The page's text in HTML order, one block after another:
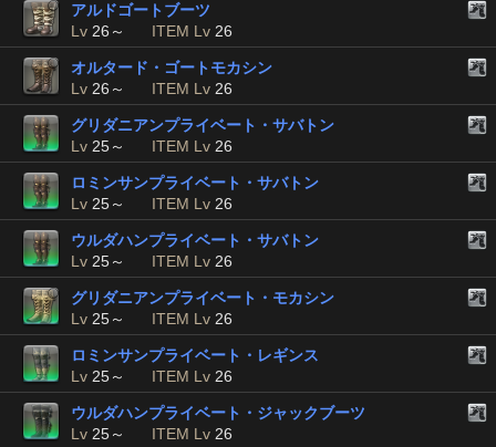
アルドゴートブーツ
Lv 26～ ITEM Lv 26
オルタード・ゴートモカシン
Lv 26～ ITEM Lv 26
グリダニアンプライベート・サバトン
Lv 25～ ITEM Lv 26
ロミンサンプライベート・サバトン
Lv 25～ ITEM Lv 26
ウルダハンプライベート・サバトン
Lv 25～ ITEM Lv 26
グリダニアンプライベート・モカシン
Lv 25～ ITEM Lv 26
ロミンサンプライベート・レギンス
Lv 25～ ITEM Lv 26
ウルダハンプライベート・ジャックブーツ
Lv 25～ ITEM Lv 26